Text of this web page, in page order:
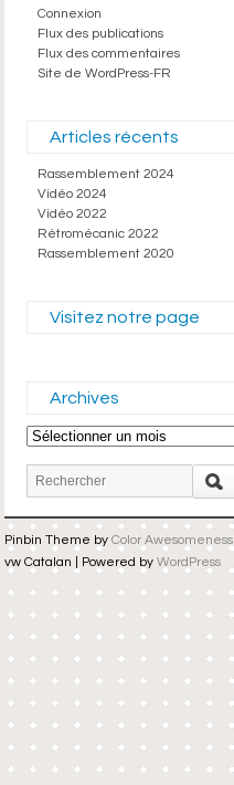
Connexion
Flux des publications
Flux des commentaires
Site de WordPress-FR
Articles récents
Rassemblement 2024
Vidéo 2024
Vidéo 2022
Rétromécanic 2022
Rassemblement 2020
Visitez notre page
Archives
Archives
Pinbin Theme by Color Awesomeness
vw Catalan | Powered by WordPress